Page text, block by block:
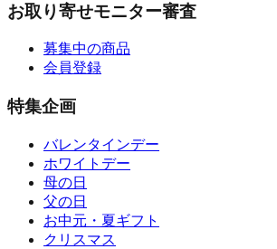
お取り寄せモニター審査
募集中の商品
会員登録
特集企画
バレンタインデー
ホワイトデー
母の日
父の日
お中元・夏ギフト
クリスマス